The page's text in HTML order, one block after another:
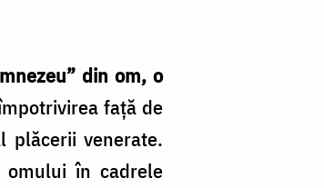
din om, o
faţă de
venerate.
omului în cadrele